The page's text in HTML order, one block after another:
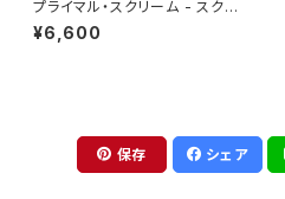
プライマル・スクリーム - スクリ
ーマデリカ(2LP)
¥6,600
保存 シェア